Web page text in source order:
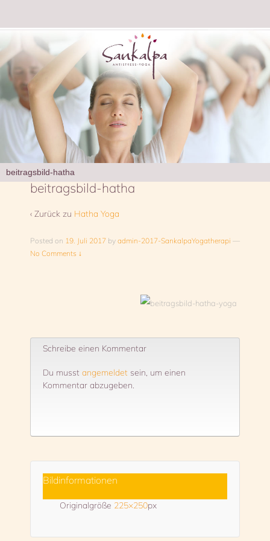
beitragsbild-hatha
beitragsbild-hatha
‹ Zurück zu Hatha Yoga
Posted on 19. Juli 2017 by admin-2017-SankalpaYogatherapi —
No Comments ↓
Schreibe einen Kommentar
Du musst angemeldet sein, um einen
Kommentar abzugeben.
Bildinformationen
Originalgröße 225×250px